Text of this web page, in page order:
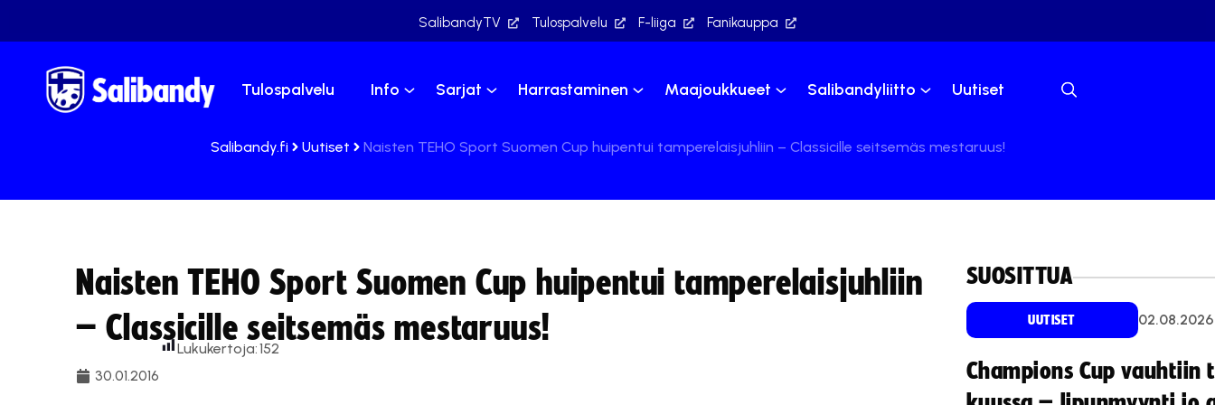
SalibandyTV Tulospalvelu F-liiga Fanikauppa
Tulospalvelu Info Sarjat Harrastaminen Maajoukkueet Salibandyliitto Uutiset
Salibandy.fi Uutiset Naisten TEHO Sport Suomen Cup huipentui tamperelaisjuhliin – Classicille seitsemäs mestaruus!
Naisten TEHO Sport Suomen Cup huipentui tamperelaisjuhliin
– Classicille seitsemäs mestaruus!
30.01.2016
Lukukertoja:152
SUOSITTUA
UUTISET 02.08.2026
Champions Cup vauhtiin